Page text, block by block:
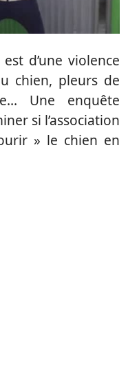
d’une violence
chien, pleurs de
Une enquête
si l’association
» le chien en